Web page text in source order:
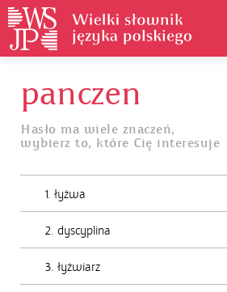
Historia słownika
Jak korzystać
panczen
Hasło ma wiele znaczeń,
wybierz to, które Cię interesuje
1. łyżwa
2. dyscyplina
3. łyżwiarz